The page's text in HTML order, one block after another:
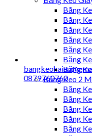
0879760760
Băng
Băng
Băng
Băng
Băng
Băng
Băng
Băng Keo 2
Băng
Băng
Băng
Băng
Băng